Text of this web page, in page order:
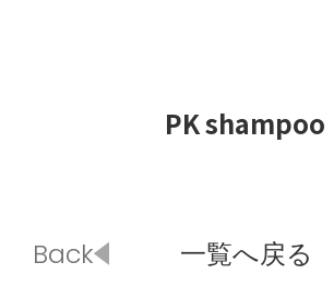
PK shampoo
Back 一覧へ戻る